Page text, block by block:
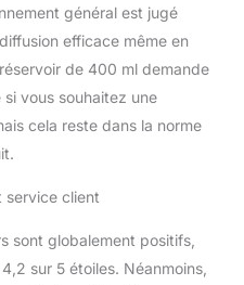
peuvent
endommager les
pendant le
processus de
diffusion. Créez des
Notre diffuseur
vous permet de
créer des horaires
général est jugé
efficace même en
de 400 ml demande
vous souhaitez une
cela reste dans la norme
service client
sont globalement positifs,
sur 5 étoiles. Néanmoins,